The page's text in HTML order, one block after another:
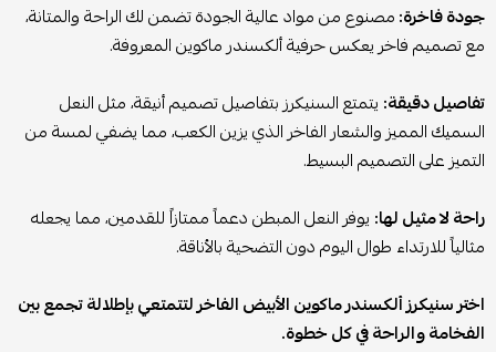
جودة فاخرة:مصنوع من مواد عالية الجودة تضمن لك الراحة والمتانة،
مع تصميم فاخر يعكس حرفية ألكسندر ماكوين المعروفة.
تفاصيل دقيقة: يتمتع السنيكرز بتفاصيل تصميم أنيقة، مثل النعل
السميك المميز والشعار الفاخر الذي يزين الكعب، مما يضفي لمسة من
التميز على التصميم البسيط.
راحة لا مثيل لها: يوفر النعل المبطن دعماً ممتازاً للقدمين، مما يجعله
مثالياً للارتداء طوال اليوم دون التضحية بالأناقة.
اختر سنيكرز ألكسندر ماكوين الأبيض الفاخر لتتمتعي بإطلالة تجمع بين
الفخامة والراحة في كل خطوة.